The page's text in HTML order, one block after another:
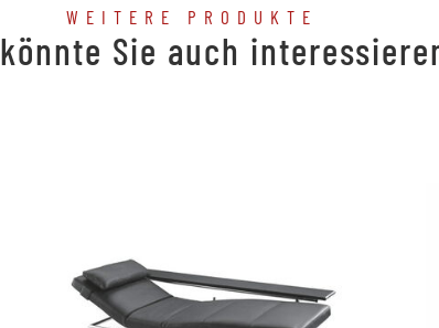
WEITERE PRODUKTE
Sie auch